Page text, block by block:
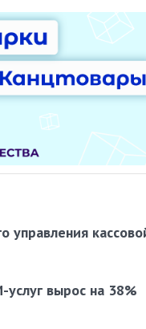
управления
услуг вырос на 38%